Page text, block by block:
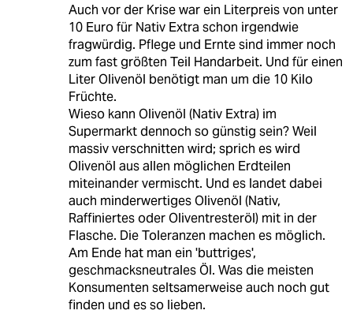
Auch vor der Krise war ein Literpreis von unter
10 Euro für Nativ Extra schon irgendwie
fragwürdig. Pflege und Ernte sind immer noch
zum fast größten Teil Handarbeit. Und für einen
Liter Olivenöl benötigt man um die 10 Kilo
Früchte.
Wieso kann Olivenöl (Nativ Extra) im
Supermarkt dennoch so günstig sein? Weil
massiv verschnitten wird; sprich es wird
Olivenöl aus allen möglichen Erdteilen
miteinander vermischt. Und es landet dabei
auch minderwertiges Olivenöl (Nativ,
Raffiniertes oder Oliventresteröl) mit in der
Flasche. Die Toleranzen machen es möglich.
Am Ende hat man ein 'buttriges',
geschmacksneutrales Öl. Was die meisten
Konsumenten seltsamerweise auch noch gut
finden und es so lieben.